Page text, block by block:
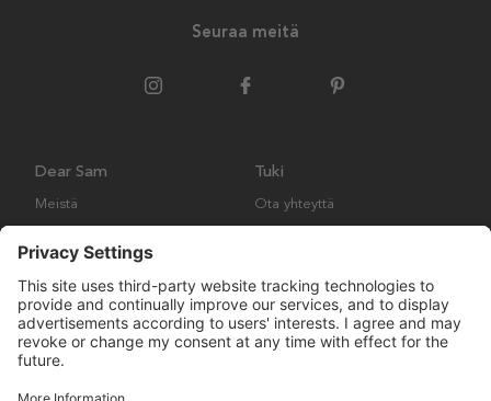
Seuraa meitä
Dear Sam
Meistä
Tuki
Ota yhteyttä
Palautukset ja vaatimukset